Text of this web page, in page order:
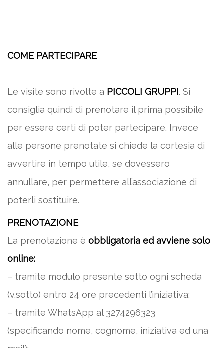
COME PARTECIPARE
Le visite sono rivolte a PICCOLI GRUPPI. Si
consiglia quindi di prenotare il prima possibile
per essere certi di poter partecipare. Invece
alle persone prenotate si chiede la cortesia di
avvertire in tempo utile, se dovessero
annullare, per permettere all’associazione di
poterli sostituire.
PRENOTAZIONE
La prenotazione è obbligatoria ed avviene solo
online:
– tramite modulo presente sotto ogni scheda
(v.sotto) entro 24 ore precedenti l’iniziativa;
– tramite WhatsApp al 3274296323
(specificando nome, cognome, iniziativa ed una